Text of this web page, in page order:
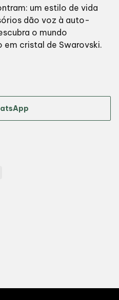
um estilo de vida
dão voz à auto-
o mundo
em cristal de Swarovski.